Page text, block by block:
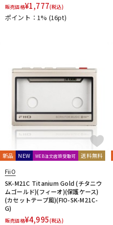
販売価格¥1,777(税込)
ポイント：1% (16pt)
新品 NEW WEB注文店頭受取可 送料無料
FiiO
SK-M21C Titanium Gold (チタニウ
ムゴールド)(フィーオ)(保護ケース)
(カセットテープ風)(FIO-SK-M21C-
G)
販売価格¥4,995(税込)